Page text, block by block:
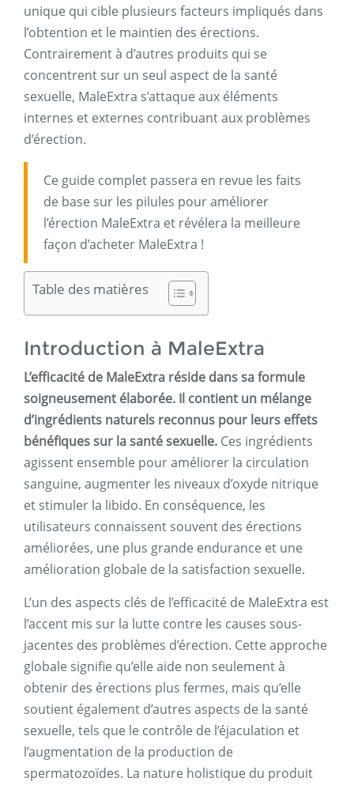
unique qui cible plusieurs facteurs impliqués dans
l’obtention et le maintien des érections.
Contrairement à d’autres produits qui se
concentrent sur un seul aspect de la santé
sexuelle, MaleExtra s’attaque aux éléments
internes et externes contribuant aux problèmes
d’érection.
Ce guide complet passera en revue les faits
de base sur les pilules pour améliorer
l’érection MaleExtra et révélera la meilleure
façon d’acheter MaleExtra !
Table des matières
Introduction à MaleExtra
L’efficacité de MaleExtra réside dans sa formule
soigneusement élaborée. Il contient un mélange
d’ingrédients naturels reconnus pour leurs effets
bénéfiques sur la santé sexuelle. Ces ingrédients
agissent ensemble pour améliorer la circulation
sanguine, augmenter les niveaux d’oxyde nitrique
et stimuler la libido. En conséquence, les
utilisateurs connaissent souvent des érections
améliorées, une plus grande endurance et une
amélioration globale de la satisfaction sexuelle.
L’un des aspects clés de l’efficacité de MaleExtra est
l’accent mis sur la lutte contre les causes sous-
jacentes des problèmes d’érection. Cette approche
globale signifie qu’elle aide non seulement à
obtenir des érections plus fermes, mais qu’elle
soutient également d’autres aspects de la santé
sexuelle, tels que le contrôle de l’éjaculation et
l’augmentation de la production de
spermatozoïdes. La nature holistique du produit